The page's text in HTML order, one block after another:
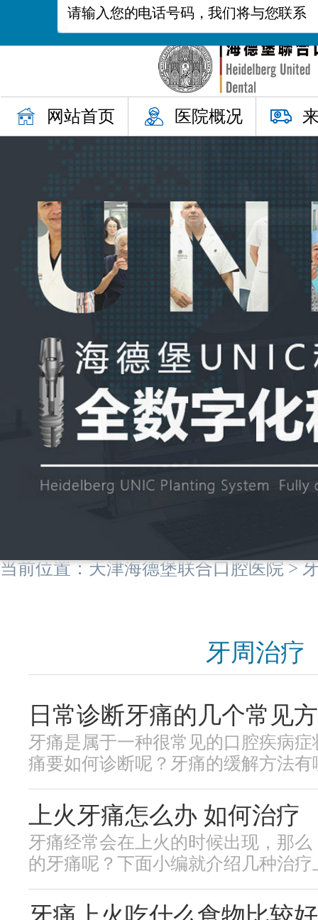
网站首页 医院概况
当前位置：天津海德堡联合口腔医院>
牙周治疗
日常诊断牙痛的几个常见
牙痛是属于一种很常见的口腔疾病
痛要如何诊断呢？牙痛的缓解方法有
上火牙痛怎么办 如何治疗
牙痛经常会在上火的时候出现，那
的牙痛呢？下面小编就介绍几种治疗